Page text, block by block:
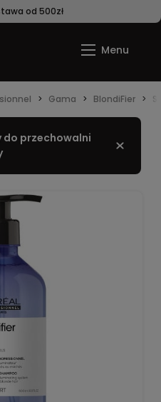
od 500zł
Gama BlondiFier
Zamknij
przechowalni